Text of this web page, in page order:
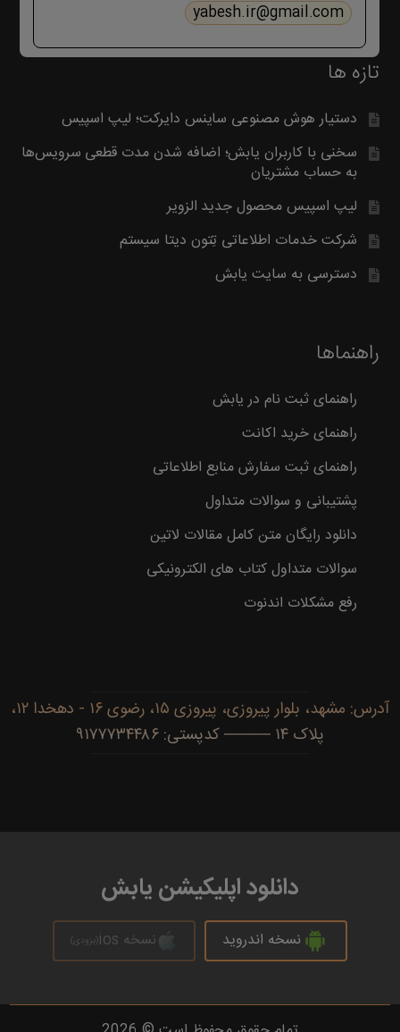
yabesh.ir@gmail.com
تازه ها
دستیار هوش مصنوعی ساینس دایرکت؛ لیپ اسپیس
سخنی با کاربران یابش؛ اضافه شدن مدت قطعی سرویس‌ها
به حساب مشتریان
لیپ اسپیس محصول جدید الزویر
شرکت خدمات اطلاعاتی تِتون دیتا سیستم
دسترسی به سایت یابش
راهنماها
راهنمای ثبت نام در یابش
راهنمای خرید اکانت
راهنمای ثبت سفارش منابع اطلاعاتی
پشتیبانی و سوالات متداول
دانلود رایگان متن کامل مقالات لاتین
سوالات متداول کتاب های الکترونیکی
رفع مشکلات اندنوت
آدرس: مشهد، بلوار پیروزی، پیروزی ۱۵، رضوی ۱۶ - دهخدا ۱۲،
پلاک ۱۴ ──── کدپستی: ۹۱۷۷۷۳۴۴۸۶
دانلود اپلیکیشن یابش
نسخه اندروید نسخه ios (بزودی)